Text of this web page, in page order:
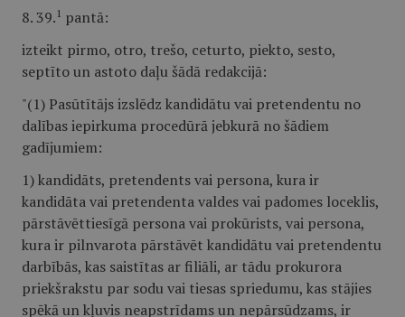
8. 39. 1 pantā:
izteikt pirmo, otro, trešo, ceturto, piekto, sesto,
septīto un astoto daļu šādā redakcijā:
"(1) Pasūtītājs izslēdz kandidātu vai pretendentu no
dalības iepirkuma procedūrā jebkurā no šādiem
gadījumiem:
1) kandidāts, pretendents vai persona, kura ir
kandidāta vai pretendenta valdes vai padomes loceklis,
pārstāvēttiesīgā persona vai prokūrists, vai persona,
kura ir pilnvarota pārstāvēt kandidātu vai pretendentu
darbībās, kas saistītas ar filiāli, ar tādu prokurora
priekšrakstu par sodu vai tiesas spriedumu, kas stājies
spēkā un kļuvis neapstrīdams un nepārsūdzams, ir